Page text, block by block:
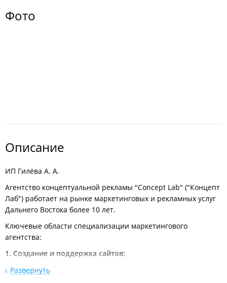
Фото
Описание
ИП Гилёва А. А.
Агентство концептуальной рекламы "Concept Lab" ("Концепт
Лаб") работает на рынке маркетинговых и рекламных услуг
Дальнего Востока более 10 лет.
Ключевые области специализации маркетингового
агентства:
1. Создание и поддержка сайтов:
Разработка web-сайтов;
Разработка корпоративных сайтов;
Развернуть